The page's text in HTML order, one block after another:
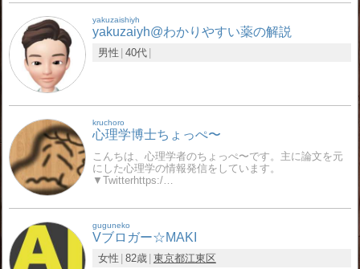
yakuzaishiyh
yakuzaiyh@わかりやすい薬の解説
男性 40代
kruchoro
心理学博士ちょっぺ〜
こんちは、心理学者のちょっぺ〜です。主に論文を元
にした心理学の情報発信をしています。
▼Twitterhttps:/…
guguneko
Vブロガー☆MAKI
女性 82歳 東京都江東区